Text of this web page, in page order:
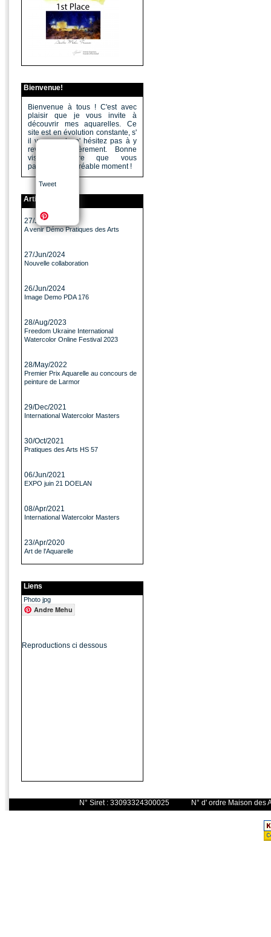
Tweet
Bienvenue!
Bienvenue à tous ! C'est avec
plaisir que je vous invite à
découvrir mes aquarelles. Ce
site est en évolution constante, s'
il vous a plu n' hésitez pas à y
revenir régulièrement. Bonne
visite, j'espère que vous
passerez un agréable moment !
Articles
27/Jun/2024
A venir Démo Pratiques des Arts
27/Jun/2024
Nouvelle collaboration
26/Jun/2024
Image Demo PDA 176
28/Aug/2023
Freedom Ukraine International
Watercolor Online Festival 2023
28/May/2022
Premier Prix Aquarelle au concours de
peinture de Larmor
29/Dec/2021
International Watercolor Masters
30/Oct/2021
Pratiques des Arts HS 57
06/Jun/2021
EXPO juin 21 DOELAN
08/Apr/2021
International Watercolor Masters
23/Apr/2020
Art de l'Aquarelle
Liens
Photo jpg
Andre Mehu
Reproductions ci dessous
N° Siret : 33093324300025 N° d'